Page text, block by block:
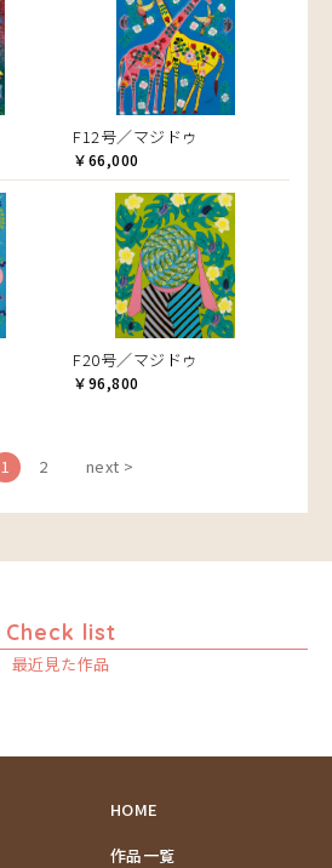
F12号／マジドゥ
￥66,000
F20号／マジドゥ
￥96,800
1 2 next >
Check list
最近見た作品
HOME
作品一覧